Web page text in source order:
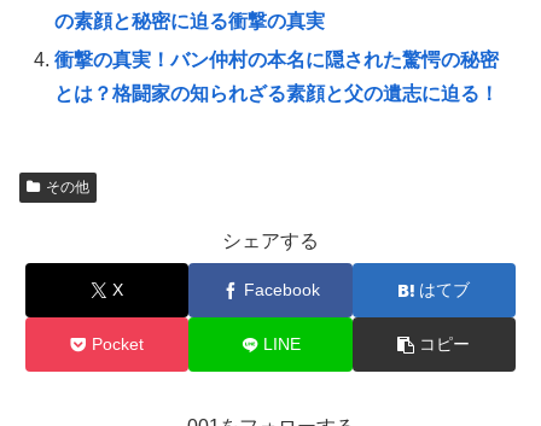
の素顔と秘密に迫る衝撃の真実
衝撃の真実！バン仲村の本名に隠された驚愕の秘密
とは？格闘家の知られざる素顔と父の遺志に迫る！
その他
シェアする
X Facebook はてブ
Pocket LINE コピー